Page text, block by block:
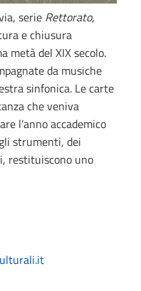
serie Rettorato,
e chiusura
metà del XIX secolo.
da musiche
sinfonica. Le carte
che veniva
l’anno accademico
strumenti, dei
restituiscono uno